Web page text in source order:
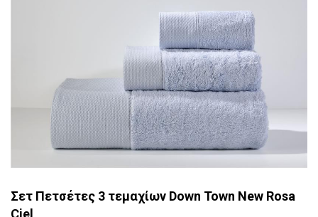
Σετ Πετσέτες 3 τεμαχίων Down Town New Rosa
Ciel